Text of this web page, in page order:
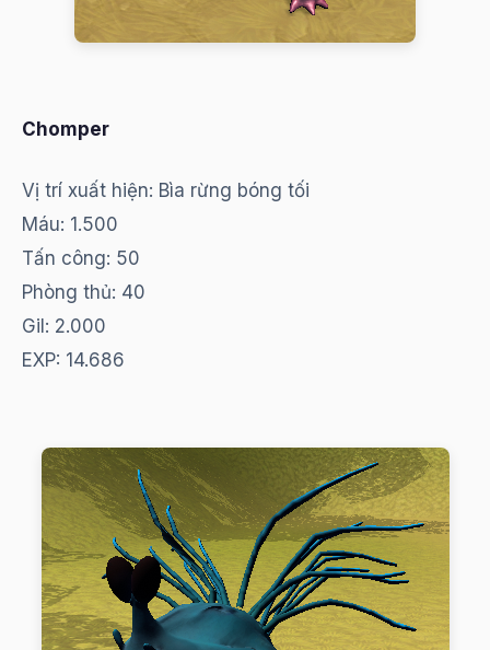
Chomper
Vị trí xuất hiện: Bìa rừng bóng tối
Máu: 1.500
Tấn công: 50
Phòng thủ: 40
Gil: 2.000
EXP: 14.686